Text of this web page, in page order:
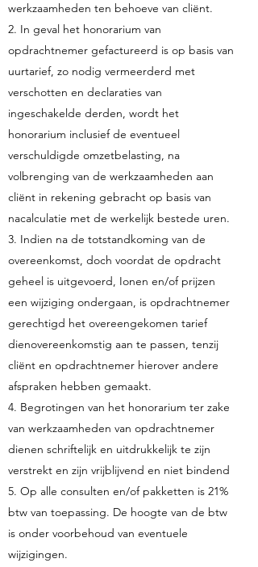
werkzaamheden ten behoeve van cliënt.
2. In geval het honorarium van
opdrachtnemer gefactureerd is op basis van
uurtarief, zo nodig vermeerderd met
verschotten en declaraties van
ingeschakelde derden, wordt het
honorarium inclusief de eventueel
verschuldigde omzetbelasting, na
volbrenging van de werkzaamheden aan
cliënt in rekening gebracht op basis van
nacalculatie met de werkelijk bestede uren.
3. Indien na de totstandkoming van de
overeenkomst, doch voordat de opdracht
geheel is uitgevoerd, Ionen en/of prijzen
een wijziging ondergaan, is opdrachtnemer
gerechtigd het overeengekomen tarief
dienovereenkomstig aan te passen, tenzij
cliënt en opdrachtnemer hierover andere
afspraken hebben gemaakt.
4. Begrotingen van het honorarium ter zake
van werkzaamheden van opdrachtnemer
dienen schriftelijk en uitdrukkelijk te zijn
verstrekt en zijn vrijblijvend en niet bindend
5. Op alle consulten en/of pakketten is 21%
btw van toepassing. De hoogte van de btw
is onder voorbehoud van eventuele
wijzigingen.